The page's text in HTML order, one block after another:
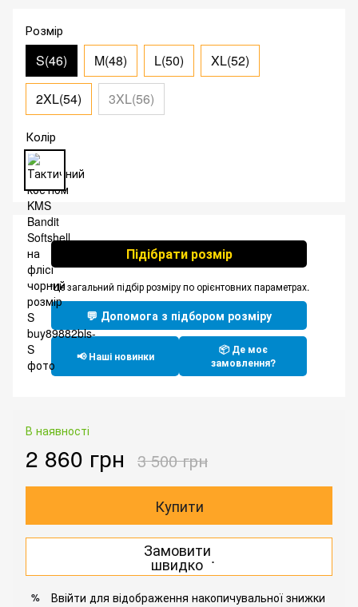
Розмір
S(46) M(48) L(50) XL(52)
2XL(54) 3XL(56)
Колір
Підібрати розмір
*Це загальний підбір розміру по орієнтовних параметрах.
💬 Допомога з підбором розміру
📢 Наші новинки
📦 Де моє
замовлення?
В наявності
2 860 грн 3 500 грн
Купити
Замовити
швидко .
% Ввійти для відображення накопичувальної знижки